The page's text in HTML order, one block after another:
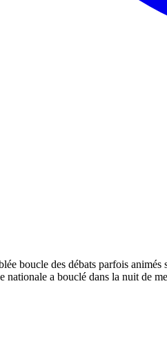
nationale a bouclé dans la nuit de